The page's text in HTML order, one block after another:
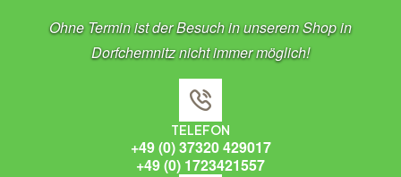
Ohne Termin ist der Besuch in unserem Shop in
Dorfchemnitz nicht immer möglich!
TELEFON
+49 (0) 37320 429017
+49 (0) 1723421557